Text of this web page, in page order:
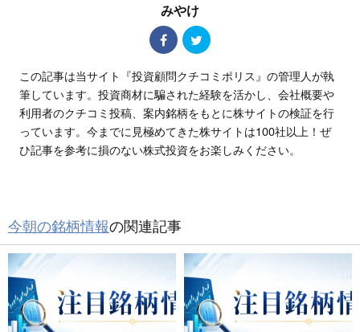
みやけ
この記事は当サイト『投資顧問クチコミポリス』の管理人が執
筆しています。投資商材に騙された経験を活かし、会社概要や
利用者のクチコミ投稿、案内銘柄をもとに株サイトの検証を行
っています。今までに見極めてきた株サイトは100社以上！ぜ
ひ記事を参考に損のない株式投資をお楽しみください。
今朝の銘柄情報の関連記事